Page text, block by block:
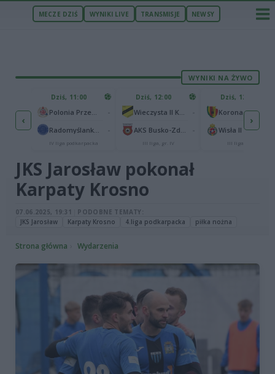
MECZE DZIŚ WYNIKI LIVE TRANSMISJE NEWSY
WYNIKI NA ŻYWO
‹
1
1
Dziś, 11:00
IV liga podkarpacka
Dziś, 12:00
III liga, gr. IV
Dziś, 12:00
Korona II Kielce
Wisła II Kraków
III liga, gr. IV
›
JKS Jarosław pokonał
Karpaty Krosno
07.06.2025, 19:31
PODOBNE TEMATY:
JKS Jarosław
Karpaty Krosno 4.liga podkarpacka piłka nożna
Strona główna Wydarzenia